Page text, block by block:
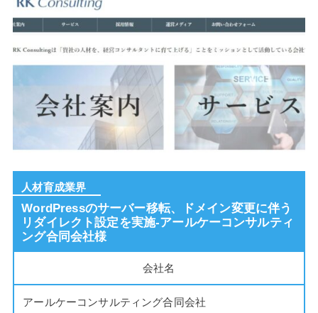
人材育成業界
WordPressのサーバー移転、ドメイン変更に伴う
リダイレクト設定を実施-アールケーコンサルティ
ング合同会社様
会社名
アールケーコンサルティング合同会社